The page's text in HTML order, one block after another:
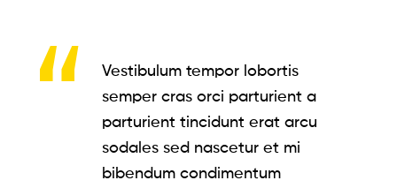
Vestibulum tempor lobortis
semper cras orci parturient a
parturient tincidunt erat arcu
sodales sed nascetur et mi
bibendum condimentum